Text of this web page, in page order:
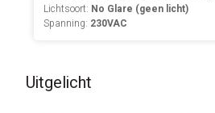
Lichtsoort: No Glare (geen licht)
Spanning: 230VAC
Uitgelicht